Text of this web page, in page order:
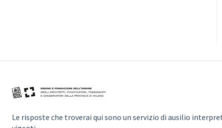
Le risposte che troverai qui sono un servizio di ausilio